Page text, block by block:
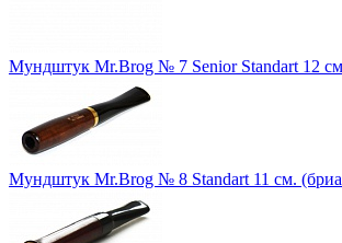
Мундштук Mr.Brog № 7 Senior Standart 12
Мундштук Mr.Brog № 8 Standart 11 см.